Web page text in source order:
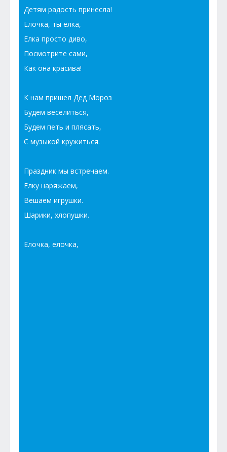
Детям радость принесла!
Елочка, ты елка,
Елка просто диво,
Посмотрите сами,
Как она красива!
К нам пришел Дед Мороз
Будем веселиться,
Будем петь и плясать,
С музыкой кружиться.
Праздник мы встречаем.
Елку наряжаем,
Вешаем игрушки.
Шарики, хлопушки.
Елочка, елочка,